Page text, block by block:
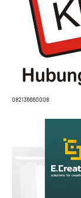
082136660008